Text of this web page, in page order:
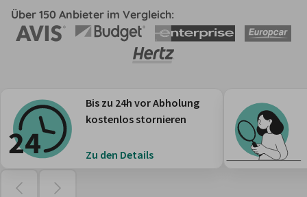
Über 150 Anbieter im Vergleich:
Bis zu 24h vor Abholung
kostenlos stornieren
Zu den Details